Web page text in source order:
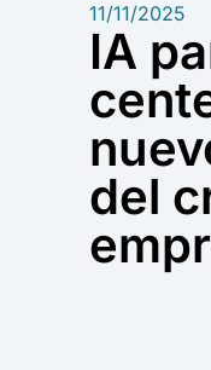
11/11/2025
IA
del